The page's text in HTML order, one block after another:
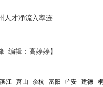
人才净流入率连
编辑：高婷婷】
滨江 萧山 余杭 富阳 临安 建德